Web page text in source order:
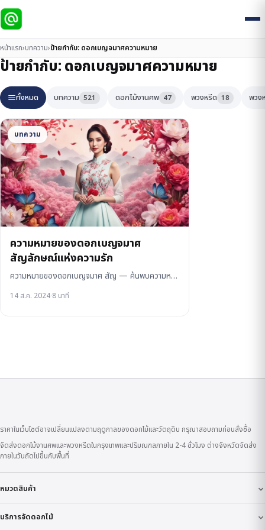
หน้าแรก›บทความ›ป้ายกำกับ: ดอกเบญจมาศความหมาย
ป้ายกำกับ:ดอกเบญจมาศความหมาย
ทั้งหมด บทความ 521 ดอกไม้งานศพ 47 พวงหรีด 18 พวง
บทความ
ความหมายของดอกเบญจมาศ
สัญลักษณ์แห่งความรัก
ความหมายของดอกเบญจมาศ สัญ — ค้นพบความห…
14 ส.ค. 2024·8 นาที
ราคาในเว็บไซต์อาจเปลี่ยนแปลงตามฤดูกาลของดอกไม้และวัตถุดิบ กรุณาสอบถามก่อนสั่งซื้อ
จัดส่งดอกไม้งานศพและพวงหรีดในกรุงเทพและปริมณฑลภายใน 2-4 ชั่วโมง ต่างจังหวัดจัดส่ง
ภายในวันถัดไปขึ้นกับพื้นที่
หมวดสินค้า
บริการจัดดอกไม้